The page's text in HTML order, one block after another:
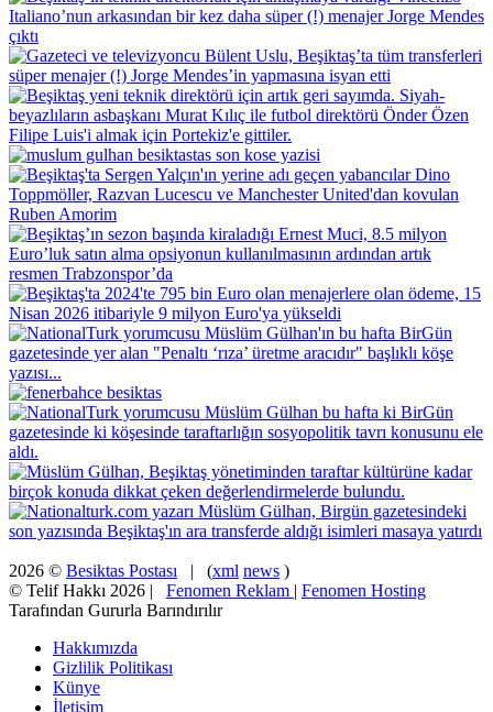
2026 © Besiktas Postası | (xml news )
© Telif Hakkı 2026 | Fenomen Reklam | Fenomen Hosting
Tarafından Gururla Barındırılır
Hakkımızda
Gizlilik Politikası
Künye
İletişim